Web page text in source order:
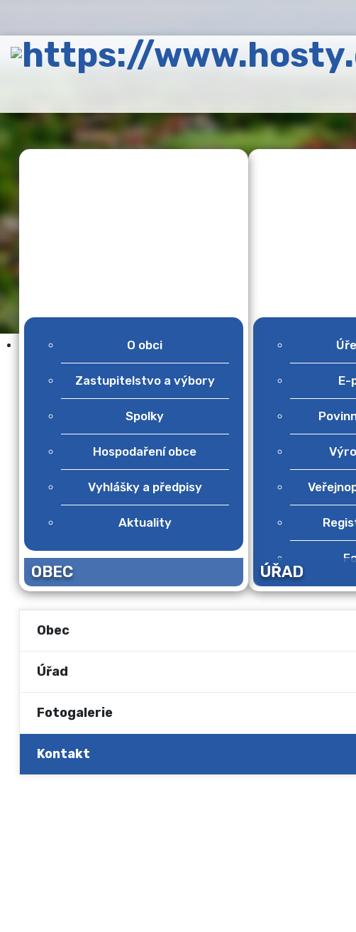
OBEC
O obci
Zastupitelstvo a výbory
Spolky
Hospodaření obce
Vyhlášky a předpisy
Aktuality
ÚŘAD
E-
Obec
Úřad
Fotogalerie
Kontakt